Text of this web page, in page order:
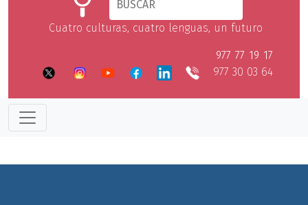
Cuatro culturas, cuatro lenguas, un futuro
977 77 19 17
977 30 03 64